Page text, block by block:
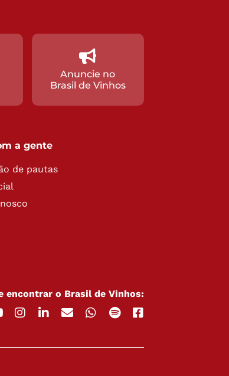
Anuncie no
Brasil de Vinhos
a gente
de pautas
encontrar o Brasil de Vinhos: